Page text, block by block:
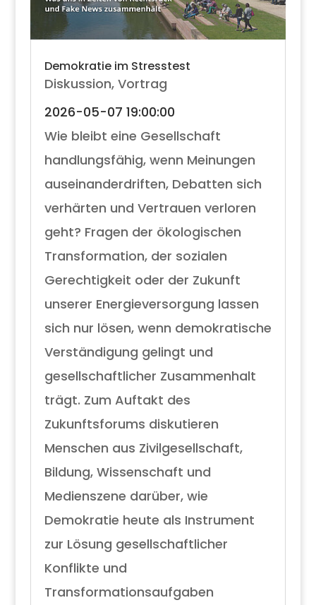
Demokratie im Stresstest
Diskussion, Vortrag
2026-05-07 19:00:00
Wie bleibt eine Gesellschaft
handlungsfähig, wenn Meinungen
auseinanderdriften, Debatten sich
verhärten und Vertrauen verloren
geht? Fragen der ökologischen
Transformation, der sozialen
Gerechtigkeit oder der Zukunft
unserer Energieversorgung lassen
sich nur lösen, wenn demokratische
Verständigung gelingt und
gesellschaftlicher Zusammenhalt
trägt. Zum Auftakt des
Zukunftsforums diskutieren
Menschen aus Zivilgesellschaft,
Bildung, Wissenschaft und
Medienszene darüber, wie
Demokratie heute als Instrument
zur Lösung gesellschaftlicher
Konflikte und
Transformationsaufgaben